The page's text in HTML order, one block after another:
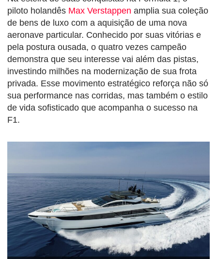
piloto holandês Max Verstappen amplia sua coleção
de bens de luxo com a aquisição de uma nova
aeronave particular. Conhecido por suas vitórias e
pela postura ousada, o quatro vezes campeão
demonstra que seu interesse vai além das pistas,
investindo milhões na modernização de sua frota
privada. Esse movimento estratégico reforça não só
sua performance nas corridas, mas também o estilo
de vida sofisticado que acompanha o sucesso na
F1.